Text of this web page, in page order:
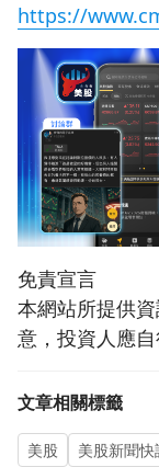
https://
免責宣言
本網站所提供
意，投資人應自
文章相關標籤
美股 美股新聞快